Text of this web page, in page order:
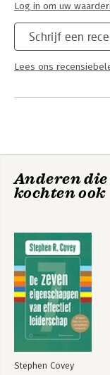
Schrijf een
Lees ons
Log in om uw
Anderen
kochten ook
Stephen Covey